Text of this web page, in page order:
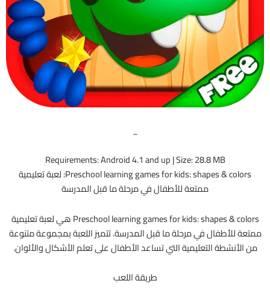
_
Requirements: Android 4.1 and up | Size: 28.8 MB
Preschool learning games for kids: shapes & colors: لعبة تعليمية
ممتعة للأطفال في مرحلة ما قبل المدرسة
Preschool learning games for kids: shapes & colors هي لعبة تعليمية
ممتعة للأطفال في مرحلة ما قبل المدرسة. تتميز اللعبة بمجموعة متنوعة
من الأنشطة التعليمية التي تساعد الأطفال على تعلم الأشكال والألوان.
طريقة اللعب